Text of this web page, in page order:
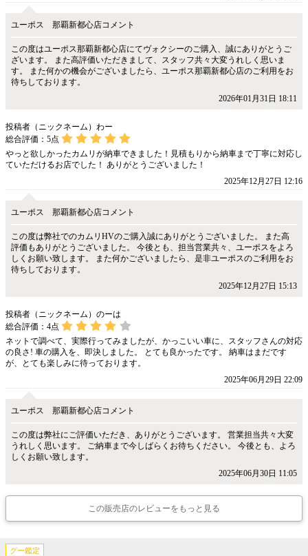
ユーポス 那覇新都心店コメント
この度はユーポス那覇新都心店にてヴォクシーのご購入、誠にありがとうご
ざいます。 また高評価いただきまして、スタッフ共々大変うれしく思いま
す。 また何かの機会がございましたら、ユーポス那覇新都心店のご利用をお
待ちしております。
2026年01月31日 18:11
投稿者（ニックネーム）わー
総合評価： 5点
やっと欲しかったカムリが納車できました！見積もりから納車まで丁寧に対応し
ていただけるお店でした！ ありがとうございました！
2025年12月27日 12:16
ユーポス 那覇新都心店コメント
この度は弊社でのカムリHVのご購入誠にありがとうございました。 また高
評価もありがとうございました。 今後とも、担当営業共々、ユーポスをよろ
しくお願い致します。 また何かございましたら、是非ユーポスのご利用をお
待ちしております。
2025年12月27日 15:13
投稿者（ニックネーム）のーは
総合評価： 4点
ネットで調べて、実際行ってみましたが、かっこいい車に、スタッフさんの対応
の良さ! 車の購入を、即決しました。 とても良かったです。 納車はまだです
が、とても楽しみに待っております。
2025年06月29日 22:09
ユーポス 那覇新都心店コメント
この度は弊社にご評価いただき、ありがとうございます。 営業担当共々大変
うれしく思います。 ご納車まで今しばらくお待ちください。 今後とも、よろ
しくお願い致します。
2025年06月30日 11:05
この販売店のレビューをもっと見る
グー鑑定